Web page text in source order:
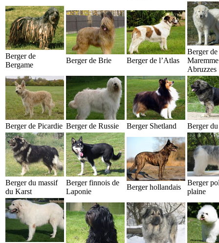
Berger de
Bergame
Berger de Brie Berger de l’Atlas
Berger de
Abruzzes
Berger de Picardie Berger de Russie Berger Shetland Berger
Berger du massif
du Karst
Berger finnois de
Laponie
Berger hollandais
Berger
plaine